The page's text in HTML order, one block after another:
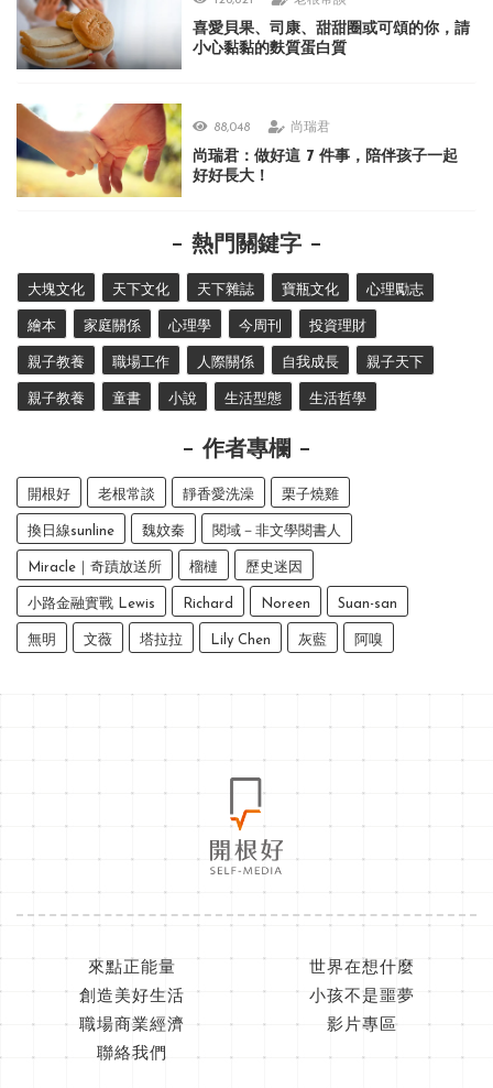
喜愛貝果、司康、甜甜圈或可頌的你，請
小心黏黏的麩質蛋白質
88,048 尚瑞君
尚瑞君：做好這 7 件事，陪伴孩子一起
好好長大！
熱門關鍵字
大塊文化 天下文化 天下雜誌 寶瓶文化 心理勵志
繪本 家庭關係 心理學 今周刊 投資理財
親子教養 職場工作 人際關係 自我成長 親子天下
親子教養 童書 小說 生活型態 生活哲學
作者專欄
開根好 老根常談 靜香愛洗澡 栗子燒雞
換日線sunline 魏妏秦 閱域－非文學閱書人
Miracle｜奇蹟放送所 榴槤 歷史迷因
小路金融實戰 Lewis Richard Noreen Suan-san
無明 文薇 塔拉拉 Lily Chen 灰藍 阿嗅
來點正能量
世界在想什麼
創造美好生活
小孩不是噩夢
職場商業經濟
影片專區
聯絡我們